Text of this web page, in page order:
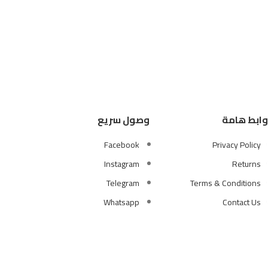
هامة
Privacy Policy
Returns
Terms & Conditions
Contact Us
وصول سريع
Facebook
Instagram
Telegram
Whatsapp